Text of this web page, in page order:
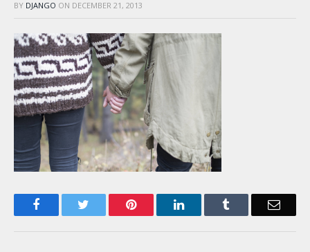
BY DJANGO ON DECEMBER 21, 2013
Facebook Pinterest LinkedIn Email